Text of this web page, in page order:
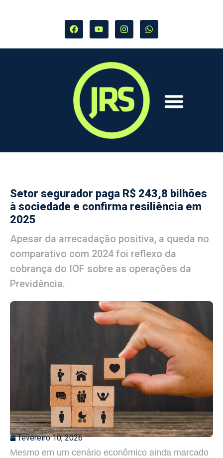
Setor segurador paga R$ 243,8 bilhões
à sociedade e confirma resiliência em
2025
Apesar da arrecadação positiva, a queda no
comparativo com 2024 foi reflexo da
cobrança do IOF sobre as operações da
Previdência.
fevereiro 10, 2026
Mesmo em um cenário econômico ainda marcado